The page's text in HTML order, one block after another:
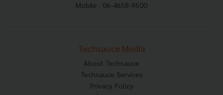
Mobile : 06-4658-9500
Techsauce Media
About Techsauce
Techsauce Services
Privacy Policy